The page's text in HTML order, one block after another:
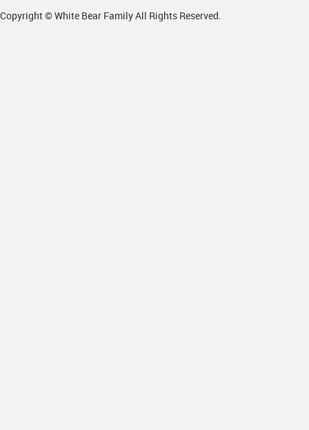
Copyright © White Bear Family All Rights Reserved.